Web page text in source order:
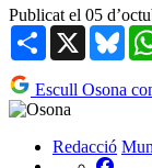
Publicat el 05
Share X
Escull Osona
Redacció